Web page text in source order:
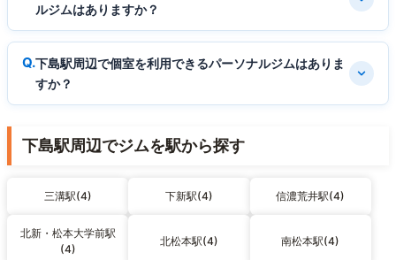
ルジムはありますか？
下島駅周辺で個室を利用できるパーソナルジムはありま
すか？
下島駅周辺でジムを駅から探す
三溝駅(4) 下新駅(4) 信濃荒井駅(4)
北新・松本大学前駅
(4)
北松本駅(4) 南松本駅(4)